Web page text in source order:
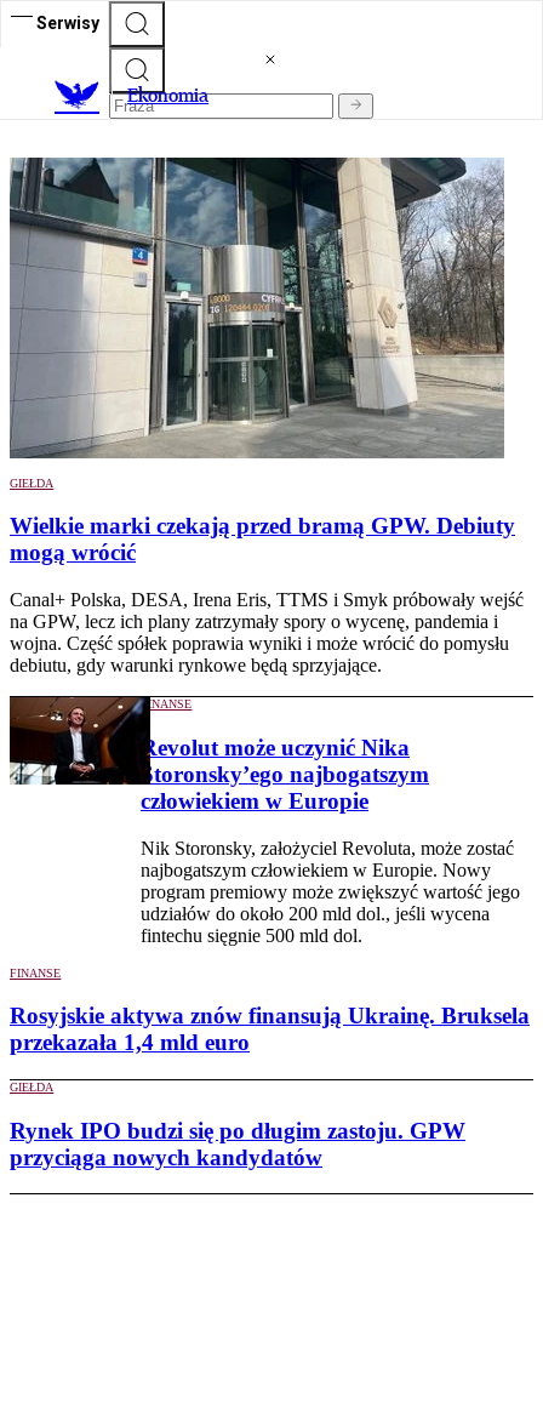
Serwisy
Ekonomia
GIEŁDA
Wielkie marki czekają przed bramą GPW. Debiuty
mogą wrócić
Canal+ Polska, DESA, Irena Eris, TTMS i Smyk próbowały wejść
na GPW, lecz ich plany zatrzymały spory o wycenę, pandemia i
wojna. Część spółek poprawia wyniki i może wrócić do pomysłu
debiutu, gdy warunki rynkowe będą sprzyjające.
FINANSE
Revolut może uczynić Nika
Storonsky’ego najbogatszym
człowiekiem w Europie
Nik Storonsky, założyciel Revoluta, może zostać
najbogatszym człowiekiem w Europie. Nowy
program premiowy może zwiększyć wartość jego
udziałów do około 200 mld dol., jeśli wycena
fintechu sięgnie 500 mld dol.
FINANSE
Rosyjskie aktywa znów finansują Ukrainę. Bruksela
przekazała 1,4 mld euro
GIEŁDA
Rynek IPO budzi się po długim zastoju. GPW
przyciąga nowych kandydatów